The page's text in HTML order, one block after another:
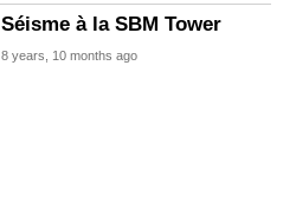
Séisme à la SBM Tower
8 years, 10 months ago